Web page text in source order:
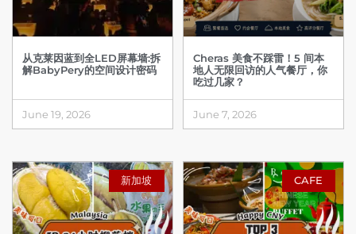
从克莱因蓝到全LED屏幕墙:拆
解BabyPery的空间设计密码
June 19, 2026
Cheras 美食不踩雷！5 间本
地人无限回访的人气餐厅，你
吃过几家？
June 7, 2026
新加坡 CAFE